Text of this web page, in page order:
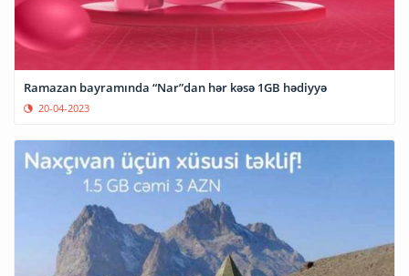
Ramazan bayramında “Nar”dan hər kəsə 1GB hədiyyə
20-04-2023